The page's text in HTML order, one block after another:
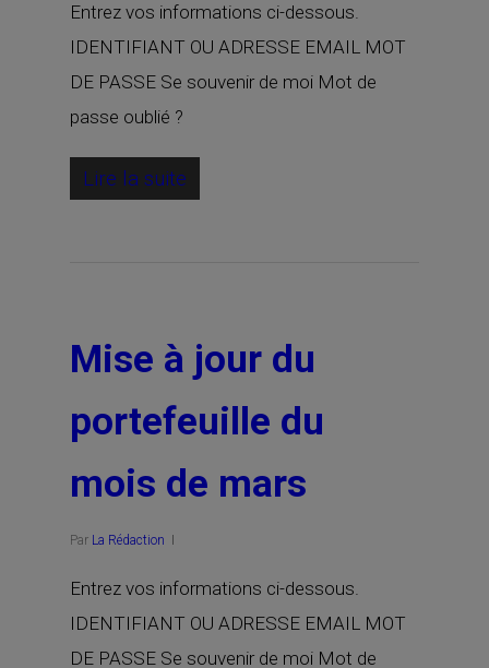
Entrez vos informations ci-dessous.
IDENTIFIANT OU ADRESSE EMAIL MOT
DE PASSE Se souvenir de moi Mot de
passe oublié ?
Lire la suite
Mise à jour du
portefeuille du
mois de mars
Par La Rédaction
Entrez vos informations ci-dessous.
IDENTIFIANT OU ADRESSE EMAIL MOT
DE PASSE Se souvenir de moi Mot de